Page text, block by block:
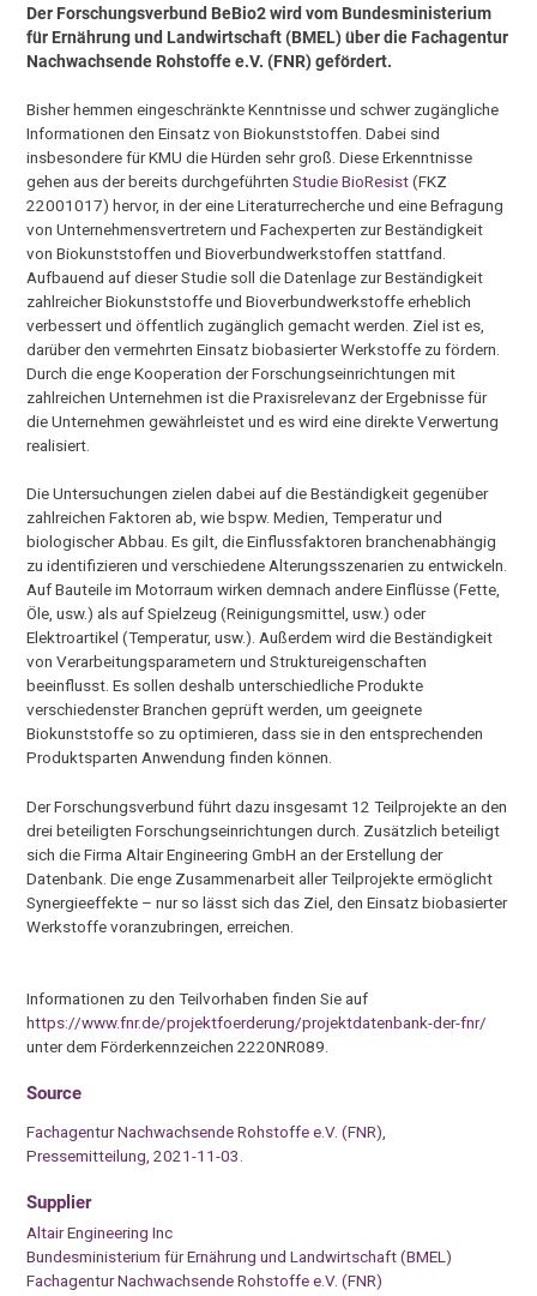
Der Forschungsverbund BeBio2 wird vom Bundesministerium
für Ernährung und Landwirtschaft (BMEL) über die Fachagentur
Nachwachsende Rohstoffe e.V. (FNR) gefördert.
Bisher hemmen eingeschränkte Kenntnisse und schwer zugängliche
Informationen den Einsatz von Biokunststoffen. Dabei sind
insbesondere für KMU die Hürden sehr groß. Diese Erkenntnisse
gehen aus der bereits durchgeführtenStudie BioResist(FKZ
22001017) hervor, in der eine Literaturrecherche und eine Befragung
von Unternehmensvertretern und Fachexperten zur Beständigkeit
von Biokunststoffen und Bioverbundwerkstoffen stattfand.
Aufbauend auf dieser Studie soll die Datenlage zur Beständigkeit
zahlreicher Biokunststoffe und Bioverbundwerkstoffe erheblich
verbessert und öffentlich zugänglich gemacht werden. Ziel ist es,
darüber den vermehrten Einsatz biobasierter Werkstoffe zu fördern.
Durch die enge Kooperation der Forschungseinrichtungen mit
zahlreichen Unternehmen ist die Praxisrelevanz der Ergebnisse für
die Unternehmen gewährleistet und es wird eine direkte Verwertung
realisiert.
Die Untersuchungen zielen dabei auf die Beständigkeit gegenüber
zahlreichen Faktoren ab, wie bspw. Medien, Temperatur und
biologischer Abbau. Es gilt, die Einflussfaktoren branchenabhängig
zu identifizieren und verschiedene Alterungsszenarien zu entwickeln.
Auf Bauteile im Motorraum wirken demnach andere Einflüsse (Fette,
Öle, usw.) als auf Spielzeug (Reinigungsmittel, usw.) oder
Elektroartikel (Temperatur, usw.). Außerdem wird die Beständigkeit
von Verarbeitungsparametern und Struktureigenschaften
beeinflusst. Es sollen deshalb unterschiedliche Produkte
verschiedenster Branchen geprüft werden, um geeignete
Biokunststoffe so zu optimieren, dass sie in den entsprechenden
Produktsparten Anwendung finden können.
Der Forschungsverbund führt dazu insgesamt 12 Teilprojekte an den
drei beteiligten Forschungseinrichtungen durch. Zusätzlich beteiligt
sich die Firma Altair Engineering GmbH an der Erstellung der
Datenbank. Die enge Zusammenarbeit aller Teilprojekte ermöglicht
Synergieeffekte – nur so lässt sich das Ziel, den Einsatz biobasierter
Werkstoffe voranzubringen, erreichen.
Informationen zu den Teilvorhaben finden Sie auf
https://www.fnr.de/projektfoerderung/projektdatenbank-der-fnr/
unter dem Förderkennzeichen 2220NR089.
Source
Fachagentur Nachwachsende Rohstoffe e.V. (FNR),
Pressemitteilung, 2021-11-03.
Supplier
Altair Engineering Inc
Bundesministerium für Ernährung und Landwirtschaft (BMEL)
Fachagentur Nachwachsende Rohstoffe e.V. (FNR)